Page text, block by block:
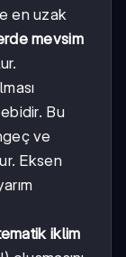
en uzak
mevsim
Bu
ve
Eksen
iklim